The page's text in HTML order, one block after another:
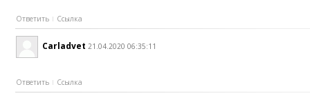
Ответить Ссылка
Carladvet 21.04.2020 06:35:11
Ответить Ссылка